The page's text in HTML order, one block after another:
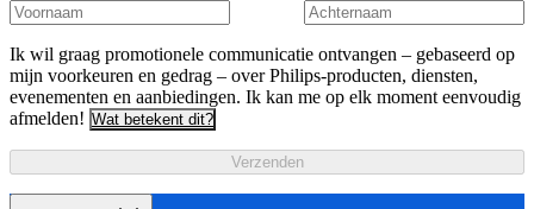
Ik wil graag promotionele communicatie ontvangen – gebaseerd op
mijn voorkeuren en gedrag – over Philips-producten, diensten,
evenementen en aanbiedingen. Ik kan me op elk moment eenvoudig
afmelden! Wat betekent dit?
Verzenden